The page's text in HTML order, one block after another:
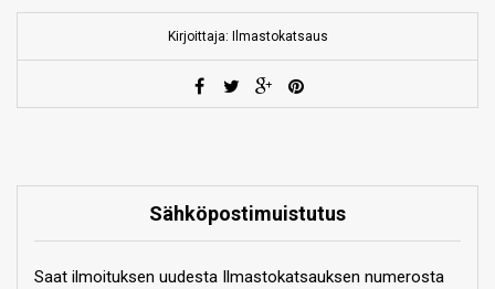
Kirjoittaja: Ilmastokatsaus
Sähköpostimuistutus
Saat ilmoituksen uudesta Ilmastokatsauksen numerosta